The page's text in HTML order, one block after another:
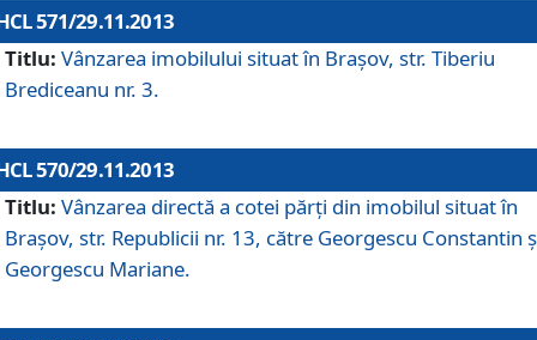
571/29.11.2013
Titlu: Vânzarea imobilului situat în Braşov, str. Tiberiu
Brediceanu nr. 3.
570/29.11.2013
Titlu: Vânzarea directă a cotei părţi din imobilul situat în
Braşov, str. Republicii nr. 13, către Georgescu Constantin
Georgescu Mariane.